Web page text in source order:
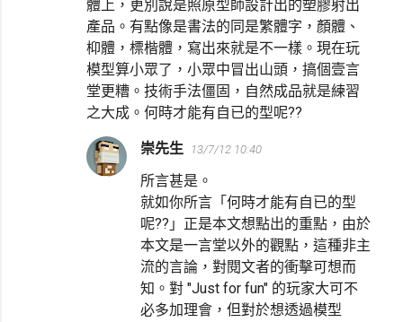
體上，更別說是照原型師設計出的塑膠射出
產品。有點像是書法的同是繁體字，顏體、
枊體，標楷體，寫出來就是不一樣。現在玩
模型算小眾了，小眾中冒出山頭，搞個壹言
堂更糟。技術手法僵固，自然成品就是練習
之大成。何時才能有自已的型呢??
崇先生 13/7/12 10:40
所言甚是。
就如你所言「何時才能有自已的型
呢??」正是本文想點出的重點，由於
本文是一言堂以外的觀點，這種非主
流的言論，對閱文者的衝擊可想而
知。對 "Just for fun" 的玩家大可不
必多加理會，但對於想透過模型